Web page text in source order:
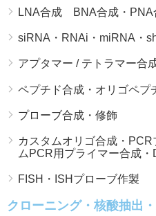
LNA合成 BNA合成・PNA
siRNA・RNAi・miRNA・
アプタマー / テトラマー合
ペプチド合成・オリゴペプ
プローブ合成・修飾
カスタムオリゴ合成・
ムPCR用プライマー合成
FISH・ISHプローブ作製
クローニング・核酸抽出
メーカー別索引
販売元別索引
研究機器オンライン
実験フローガイド